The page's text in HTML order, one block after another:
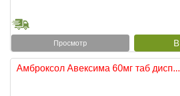
Просмотр
Амброксол Авексима 60мг таб дисп...